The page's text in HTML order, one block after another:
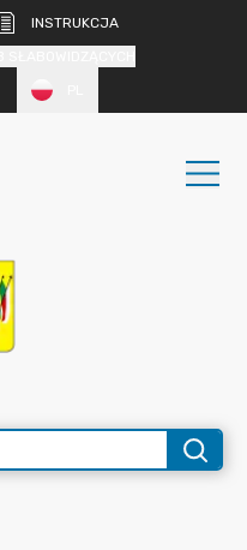
INSTRUKCJA